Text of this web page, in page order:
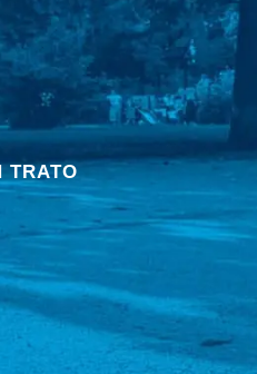
TRATO